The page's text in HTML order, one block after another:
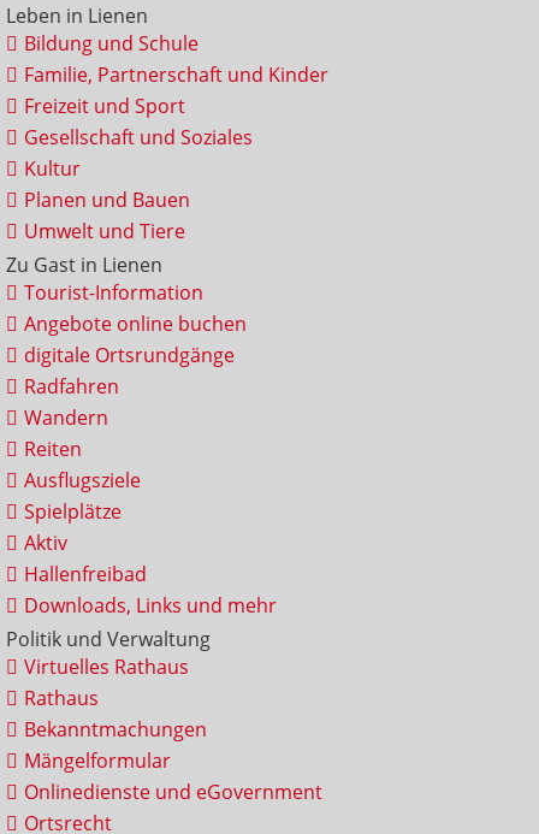
Leben in Lienen
Bildung und Schule
Familie, Partnerschaft und Kinder
Freizeit und Sport
Gesellschaft und Soziales
Kultur
Planen und Bauen
Umwelt und Tiere
Zu Gast in Lienen
Tourist-Information
Angebote online buchen
digitale Ortsrundgänge
Radfahren
Wandern
Reiten
Ausflugsziele
Spielplätze
Aktiv
Hallenfreibad
Downloads, Links und mehr
Politik und Verwaltung
Virtuelles Rathaus
Rathaus
Bekanntmachungen
Mängelformular
Onlinedienste und eGovernment
Ortsrecht